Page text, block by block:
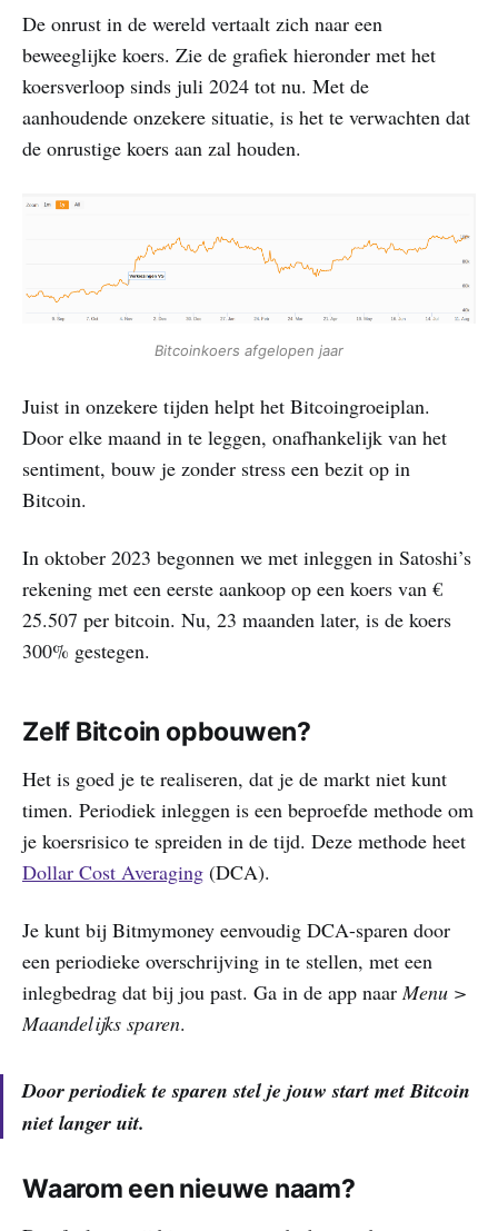
De onrust in de wereld vertaalt zich naar een
beweeglijke koers. Zie de grafiek hieronder met het
koersverloop sinds juli 2024 tot nu. Met de
aanhoudende onzekere situatie, is het te verwachten dat
de onrustige koers aan zal houden.
Bitcoinkoers afgelopen jaar
Juist in onzekere tijden helpt het Bitcoingroeiplan.
Door elke maand in te leggen, onafhankelijk van het
sentiment, bouw je zonder stress een bezit op in
Bitcoin.
In oktober 2023 begonnen we met inleggen in Satoshi’s
rekening met een eerste aankoop op een koers van €
25.507 per bitcoin. Nu, 23 maanden later, is de koers
300% gestegen.
Zelf Bitcoin opbouwen?
Het is goed je te realiseren, dat je de markt niet kunt
timen. Periodiek inleggen is een beproefde methode om
je koersrisico te spreiden in de tijd. Deze methode heet
Dollar Cost Averaging (DCA).
Je kunt bij Bitmymoney eenvoudig DCA-sparen door
een periodieke overschrijving in te stellen, met een
inlegbedrag dat bij jou past. Ga in de app naarMenu >
Maandelijks sparen.
Door periodiek te sparen stel je jouw start met Bitcoin
niet langer uit.
Waarom een nieuwe naam?